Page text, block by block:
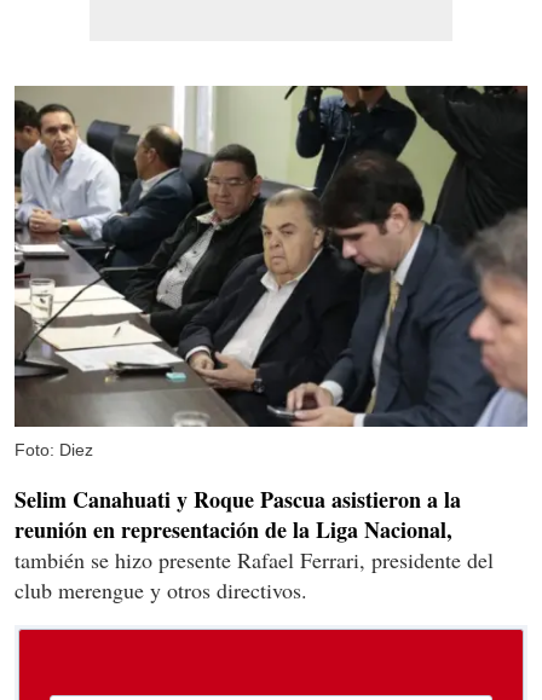
Foto: Diez
Selim Canahuati y Roque Pascua asistieron a la
reunión en representación de la Liga Nacional,
también se hizo presente Rafael Ferrari, presidente del
club merengue y otros directivos.